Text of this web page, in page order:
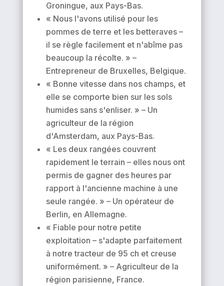
Groningue, aux Pays-Bas.
« Nous l'avons utilisé pour les
pommes de terre et les betteraves –
il se règle facilement et n'abîme pas
beaucoup la récolte. » –
Entrepreneur de Bruxelles, Belgique.
« Bonne vitesse dans nos champs, et
elle se comporte bien sur les sols
humides sans s'enliser. » – Un
agriculteur de la région
d'Amsterdam, aux Pays-Bas.
« Les deux rangées couvrent
rapidement le terrain – elles nous ont
permis de gagner des heures par
rapport à l'ancienne machine à une
seule rangée. » – Un opérateur de
Berlin, en Allemagne.
« Fiable pour notre petite
exploitation – s'adapte parfaitement
à notre tracteur de 95 ch et creuse
uniformément. » – Agriculteur de la
région parisienne, France.